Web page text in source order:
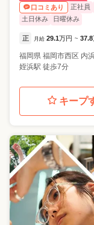
口コミあり 正社員
土日休み
日曜休み
正 月給 29.1万円 ~ 37.8
福岡県 福岡市西区 内
姪浜駅 徒歩7分
キープ